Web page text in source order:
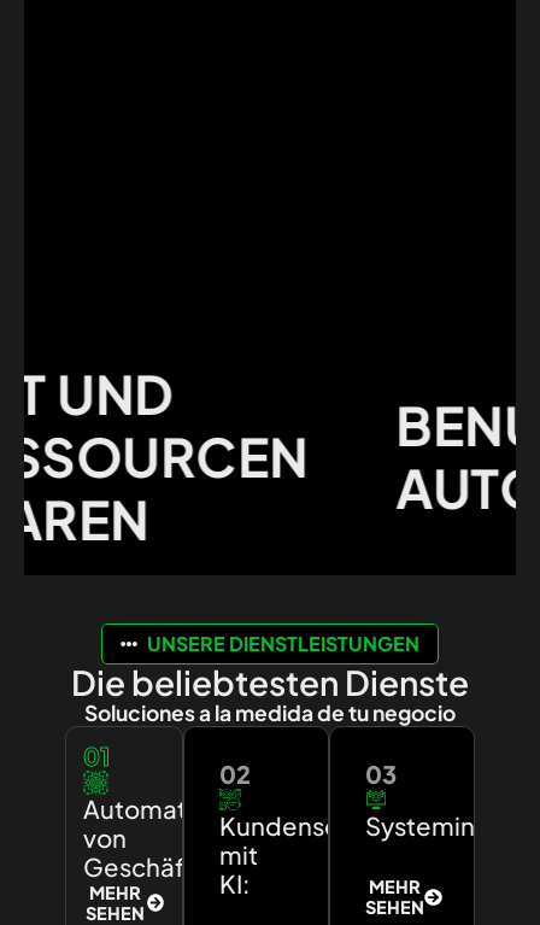
UNSERE DIENSTLEISTUNGEN
Die beliebtesten Dienste
Soluciones a la medida de tu negocio
01
Automatisierung
von
Geschäftsprozessen:
MEHR
SEHEN
02
Kundenservice
mit
KI:
03
MEHR
SEHEN